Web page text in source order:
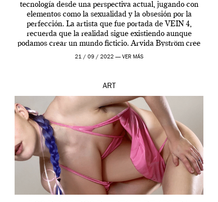
tecnología desde una perspectiva actual, jugando con
elementos como la sexualidad y la obsesión por la
perfección. La artista que fue portada de VEIN 4,
recuerda que la realidad sigue existiendo aunque
podamos crear un mundo ficticio. Arvida Byström cree
que los humanos tienen un complejo […]
21 / 09 / 2022 — VER MÁS
ART